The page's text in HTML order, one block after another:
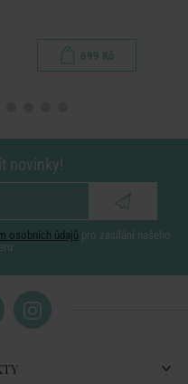
699 Kč
novinky!
osobních údajů pro zasílání našeho